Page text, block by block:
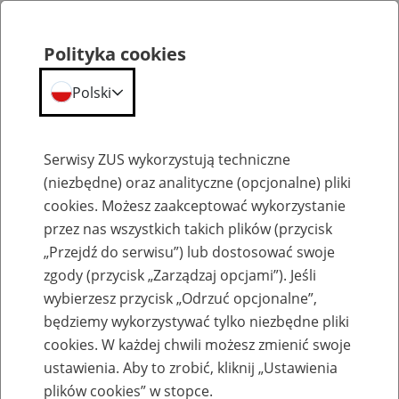
Emerytury
Baza zlikwidowanych lub
przekształconych zakładów pracy
Polityka cookies
Polski
Serwisy ZUS wykorzystują techniczne
(niezbędne) oraz analityczne (opcjonalne) pliki
cookies. Możesz zaakceptować wykorzystanie
przez nas wszystkich takich plików (przycisk
„Przejdź do serwisu”) lub dostosować swoje
zgody (przycisk „Zarządzaj opcjami”). Jeśli
wybierzesz przycisk „Odrzuć opcjonalne”,
będziemy wykorzystywać tylko niezbędne pliki
cookies. W każdej chwili możesz zmienić swoje
ustawienia. Aby to zrobić, kliknij „Ustawienia
plików cookies” w stopce.